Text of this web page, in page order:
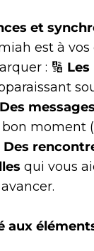
et
est à vos
: 🔢
Des
moment
Des
qui vous
aux